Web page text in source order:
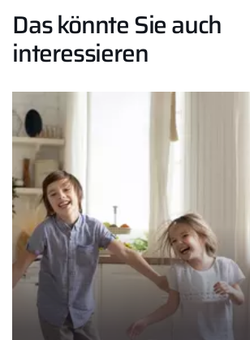
Das könnte Sie auch
interessieren